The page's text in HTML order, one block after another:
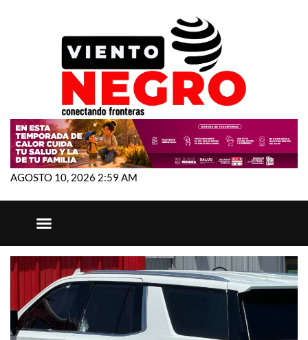
AGOSTO 10, 2026 2:59 AM